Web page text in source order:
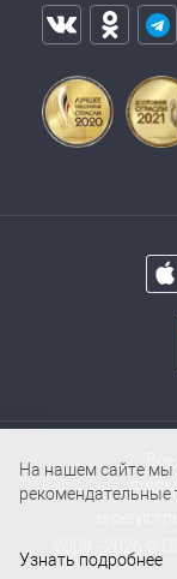
2009 - 2026 ©
На нашем сайте мы
рекомендательные
Узнать подробнее